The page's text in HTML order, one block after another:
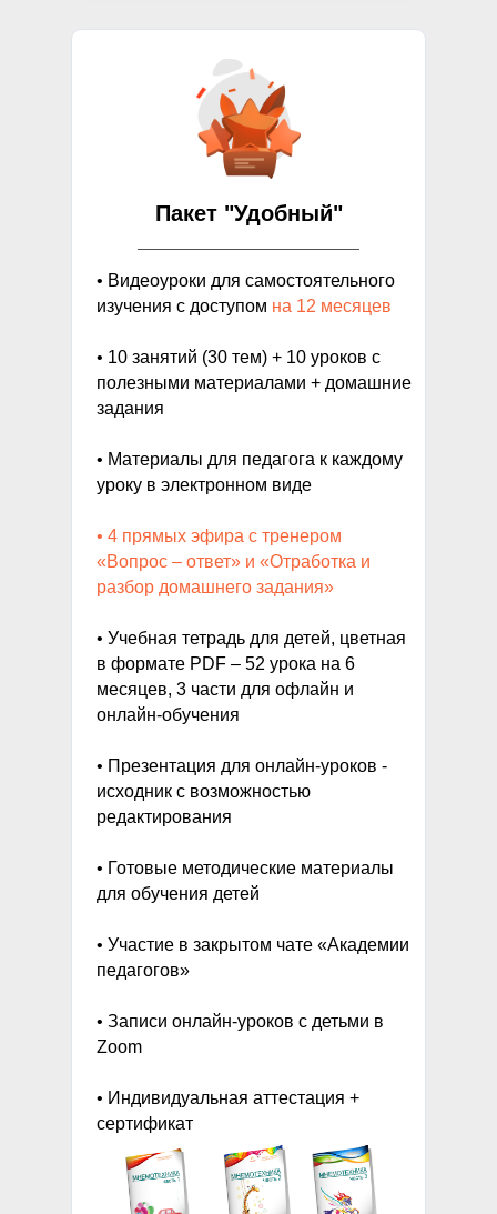
Пакет "Удобный"
• Видеоуроки для самостоятельного
изучения с доступом на 12 месяцев
• 10 занятий (30 тем) + 10 уроков с
полезными материалами + домашние
задания
• Материалы для педагога к каждому
уроку в электронном виде
• 4 прямых эфира с тренером
«Вопрос – ответ» и «Отработка и
разбор домашнего задания»
• Учебная тетрадь для детей, цветная
в формате PDF – 52 урока на 6
месяцев, 3 части для офлайн и
онлайн-обучения
• Презентация для онлайн-уроков -
исходник с возможностью
редактирования
• Готовые методические материалы
для обучения детей
• Участие в закрытом чате «Академии
педагогов»
• Записи онлайн-уроков с детьми в
Zoom
• Индивидуальная аттестация +
сертификат